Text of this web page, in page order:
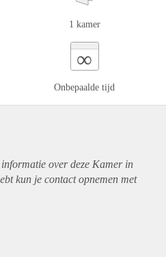
1 kamer
∞
Onbepaalde tijd
over deze Kamer in
kun je contact opnemen met